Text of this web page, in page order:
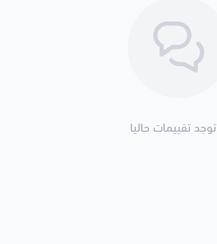
تقييمات حاليا